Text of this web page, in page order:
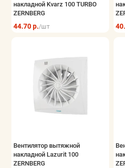
накладной Kvarz 100 TURBO
ZERNBERG
44.70 р./шт
Вентилятор вытяжной
накладной Lazurit 100
ZERNBERG